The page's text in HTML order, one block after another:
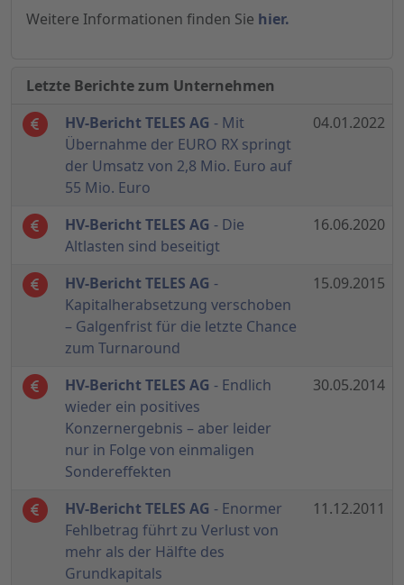
Weitere Informationen finden Sie hier.
Letzte Berichte zum Unternehmen
HV-Bericht TELES AG - Mit
Übernahme der EURO RX springt
der Umsatz von 2,8 Mio. Euro auf
55 Mio. Euro
04.01.2022
HV-Bericht TELES AG - Die
Altlasten sind beseitigt
16.06.2020
HV-Bericht TELES AG -
Kapitalherabsetzung verschoben
– Galgenfrist für die letzte Chance
zum Turnaround
15.09.2015
HV-Bericht TELES AG - Endlich
wieder ein positives
Konzernergebnis – aber leider
nur in Folge von einmaligen
Sondereffekten
30.05.2014
HV-Bericht TELES AG - Enormer
Fehlbetrag führt zu Verlust von
mehr als der Hälfte des
Grundkapitals
11.12.2011